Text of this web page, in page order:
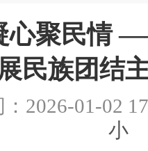
心聚民情
民族团结
2026-01-02
小